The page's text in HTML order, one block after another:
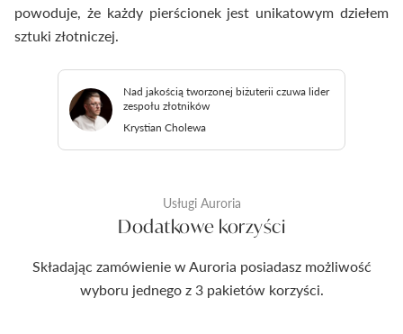
powoduje, że każdy pierścionek jest unikatowym dziełem
sztuki złotniczej.
Nad jakością tworzonej biżuterii czuwa lider
zespołu złotników
Krystian Cholewa
Usługi Auroria
Dodatkowe korzyści
Składając zamówienie w Auroria posiadasz możliwość
wyboru jednego z 3 pakietów korzyści.